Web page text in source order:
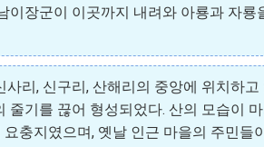
이장군이 이곳까지 내려와 아룡과 자
리, 신구리, 산해리의 중앙에 위치하
줄기를 끊어 형성되었다. 산의 모습이
충지였으며, 옛날 인근 마을의 주민